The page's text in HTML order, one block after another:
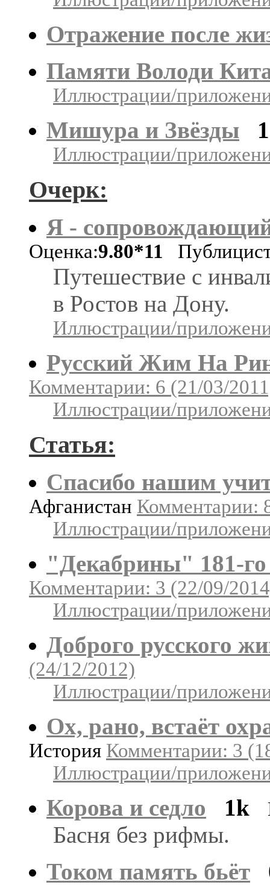
Отражение после
Памяти Володи
Иллюстрации/
Мишура и Звёзды
Иллюстрации/
Очерк:
Я -
Оценка:9.80*11
Путешествие с
в Ростов на Дону.
Иллюстрации/
Русский Жим На
Комментарии: 6 (21/03/
Иллюстрации/
Статья:
Спасибо нашим
Афганистан Комментарии:
Иллюстрации/
"Декабрины" 181-го
Комментарии: 3 (22/09/
Иллюстрации/
Доброго русского
(24/12/2012)
Иллюстрации/
Ох, рано, встаёт
История Комментарии: 3
Иллюстрации/
Корова и седло 1k
Басня без рифмы.
Током память бьёт